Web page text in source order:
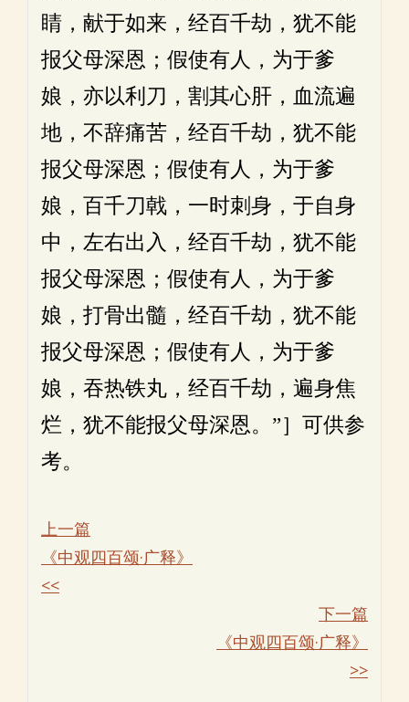
睛，献于如来，经百千劫，犹不能
报父母深恩；假使有人，为于爹
娘，亦以利刀，割其心肝，血流遍
地，不辞痛苦，经百千劫，犹不能
报父母深恩；假使有人，为于爹
娘，百千刀戟，一时刺身，于自身
中，左右出入，经百千劫，犹不能
报父母深恩；假使有人，为于爹
娘，打骨出髓，经百千劫，犹不能
报父母深恩；假使有人，为于爹
娘，吞热铁丸，经百千劫，遍身焦
烂，犹不能报父母深恩。”］可供参
考。
上一篇
《中观四百颂·广释》
<<
下一篇
《中观四百颂·广释》
>>